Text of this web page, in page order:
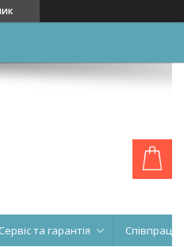
Сервіс та гарантія Співпраця